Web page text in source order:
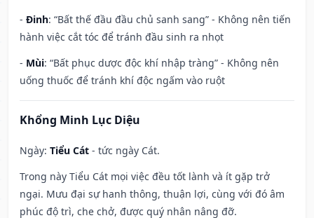
- Đinh: “Bất thế đầu đầu chủ sanh sang” - Không nên tiến
hành việc cắt tóc để tránh đầu sinh ra nhọt
- Mùi: “Bất phục dược độc khí nhập tràng” - Không nên
uống thuốc để tránh khí độc ngấm vào ruột
Khổng Minh Lục Diệu
Ngày: Tiểu Cát - tức ngày Cát.
Trong này Tiểu Cát mọi việc đều tốt lành và ít gặp trở
ngại. Mưu đại sự hanh thông, thuận lợi, cùng với đó âm
phúc độ trì, che chở, được quý nhân nâng đỡ.